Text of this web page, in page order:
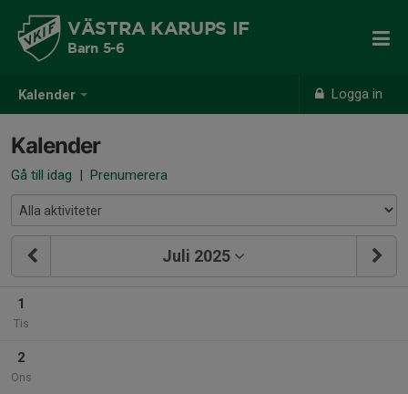
Kalender Logga in
VÄSTRA KARUPS IF
Barn 5-6
Kalender
Gå till idag | Prenumerera
Juli 2025
1
Tis
2
Ons